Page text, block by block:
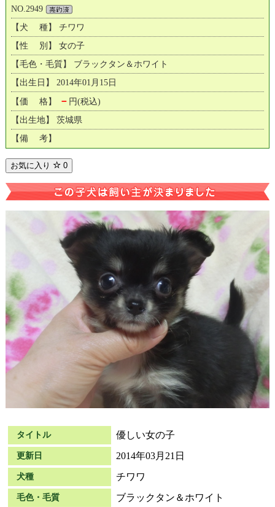
NO.2949
【犬 種】 チワワ
【性 別】 女の子
【毛色・毛質】 ブラックタン＆ホワイト
【出生日】 2014年01月15日
【価 格】 － 円(税込)
【出生地】 茨城県
【備 考】
お気に入り 0
タイトル 優しい女の子
更新日 2014年03月21日
犬種 チワワ
毛色・毛質 ブラックタン＆ホワイト